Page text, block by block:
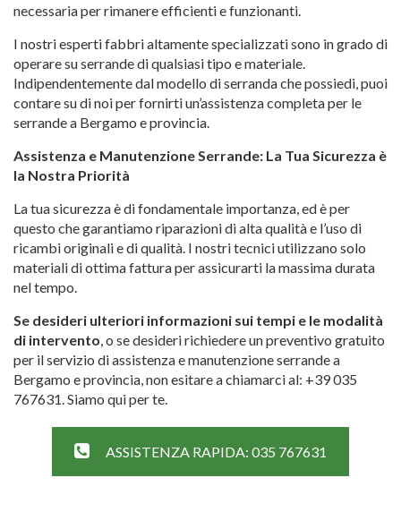
necessaria per rimanere efficienti e funzionanti.
I nostri esperti fabbri altamente specializzati sono in grado di
operare su serrande di qualsiasi tipo e materiale.
Indipendentemente dal modello di serranda che possiedi, puoi
contare su di noi per fornirti un’assistenza completa per le
serrande a Bergamo e provincia.
Assistenza e Manutenzione Serrande: La Tua Sicurezza è
la Nostra Priorità
La tua sicurezza è di fondamentale importanza, ed è per
questo che garantiamo riparazioni di alta qualità e l’uso di
ricambi originali e di qualità. I nostri tecnici utilizzano solo
materiali di ottima fattura per assicurarti la massima durata
nel tempo.
Se desideri ulteriori informazioni sui tempi e le modalità
di intervento , o se desideri richiedere un preventivo gratuito
per il servizio di assistenza e manutenzione serrande a
Bergamo e provincia, non esitare a chiamarci al: +39 035
767631 . Siamo qui per te.
ASSISTENZA RAPIDA: 035 767631